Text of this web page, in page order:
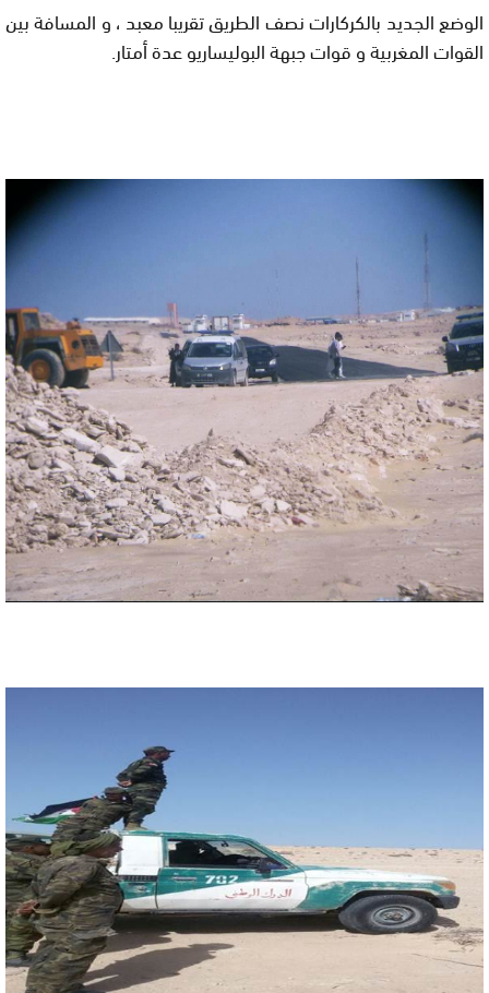
الوضع الجديد بالكركارات نصف الطريق تقريبا معبد ، و المسافة بين
القوات المغربية و قوات جبهة البوليساريو عدة أمتار.